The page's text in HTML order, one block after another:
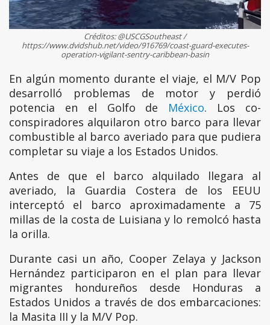
Créditos: @USCGSoutheast /
https://www.dvidshub.net/video/916769/coast-guard-executes-
operation-vigilant-sentry-caribbean-basin
En algún momento durante el viaje, el M/V Pop
desarrolló problemas de motor y perdió
potencia en el Golfo de México. Los co-
conspiradores alquilaron otro barco para llevar
combustible al barco averiado para que pudiera
completar su viaje a los Estados Unidos.
Antes de que el barco alquilado llegara al
averiado, la Guardia Costera de los EEUU
interceptó el barco aproximadamente a 75
millas de la costa de Luisiana y lo remolcó hasta
la orilla.
Durante casi un año, Cooper Zelaya y Jackson
Hernández participaron en el plan para llevar
migrantes hondureños desde Honduras a
Estados Unidos a través de dos embarcaciones:
la Masita III y la M/V Pop.